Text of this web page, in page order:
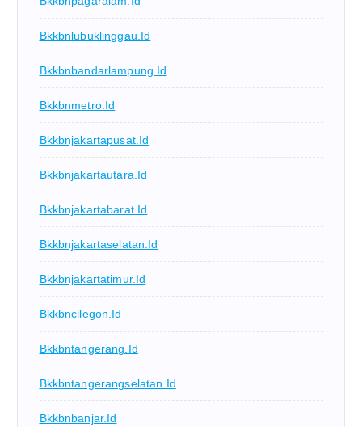
Bkkbnlubuklinggau.id
Bkkbnbandarlampung.id
Bkkbnmetro.id
Bkkbnjakartapusat.id
Bkkbnjakartautara.id
Bkkbnjakartabarat.id
Bkkbnjakartaselatan.id
Bkkbnjakartatimur.id
Bkkbncilegon.id
Bkkbntangerang.id
Bkkbntangerangselatan.id
Bkkbnbanjar.id